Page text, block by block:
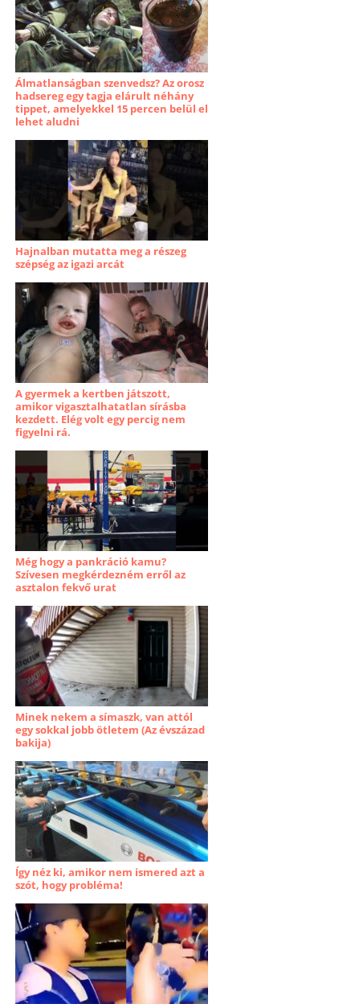
Álmatlanságban szenvedsz? Az orosz
hadsereg egy tagja elárult néhány
tippet, amelyekkel 15 percen belül el
lehet aludni
Hajnalban mutatta meg a részeg
szépség az igazi arcát
A gyermek a kertben játszott,
amikor vigasztalhatatlan sírásba
kezdett. Elég volt egy percig nem
figyelni rá.
Még hogy a pankráció kamu?
Szívesen megkérdezném erről az
asztalon fekvő urat
Minek nekem a símaszk, van attól
egy sokkal jobb ötletem (Az évszázad
bakija)
Így néz ki, amikor nem ismered azt a
szót, hogy probléma!